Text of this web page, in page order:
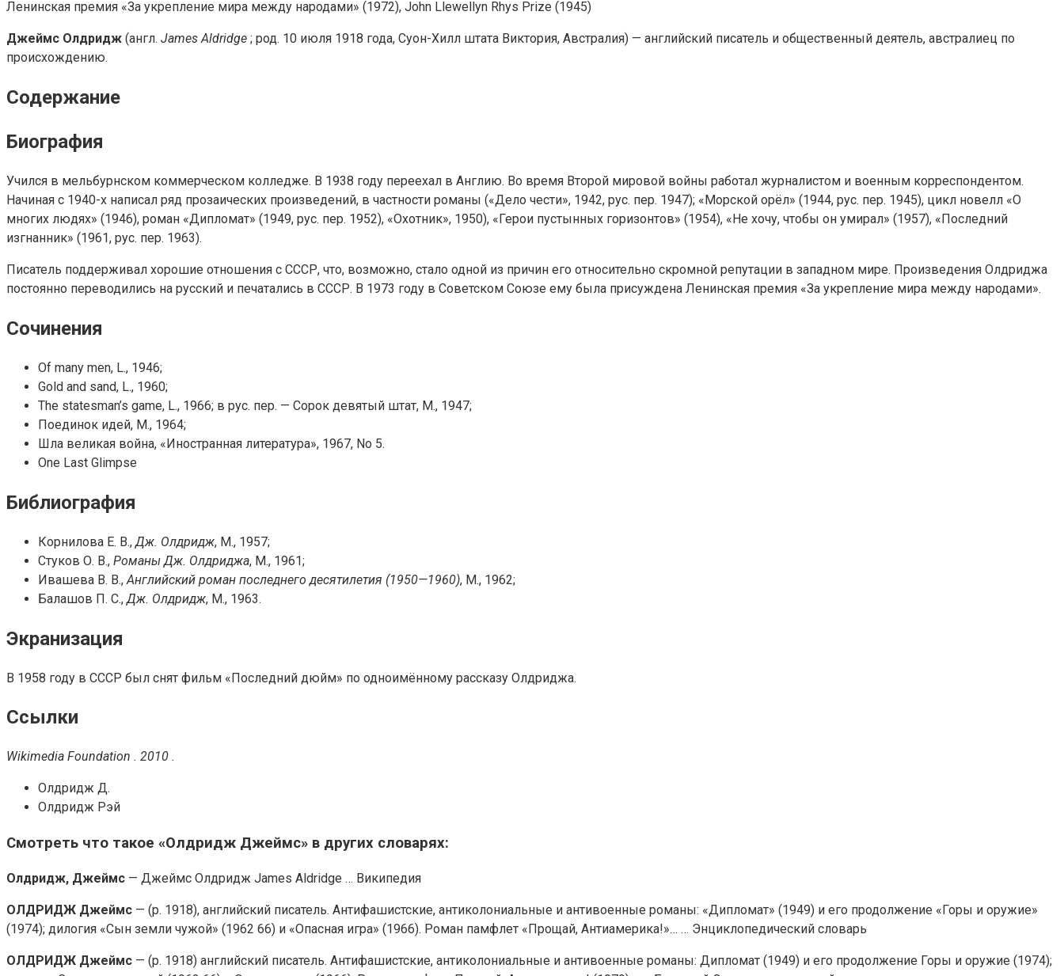
Ленинская премия «За укрепление мира между народами» (1972), John Llewellyn Rhys Prize (1945)
Джеймс Олдридж (англ. James Aldridge ; род. 10 июля 1918 года, Суон-Хилл штата Виктория, Австралия) — английский писатель и общественный деятель, австралиец по
происхождению.
Содержание
Биография
Учился в мельбурнском коммерческом колледже. В 1938 году переехал в Англию. Во время Второй мировой войны работал журналистом и военным корреспондентом.
Начиная с 1940-х написал ряд прозаических произведений, в частности романы («Дело чести», 1942, рус. пер. 1947); «Морской орёл» (1944, рус. пер. 1945), цикл новелл «О
многих людях» (1946), роман «Дипломат» (1949, рус. пер. 1952), «Охотник», 1950), «Герои пустынных горизонтов» (1954), «Не хочу, чтобы он умирал» (1957), «Последний
изгнанник» (1961, рус. пер. 1963).
Писатель поддерживал хорошие отношения с СССР, что, возможно, стало одной из причин его относительно скромной репутации в западном мире. Произведения Олдриджа
постоянно переводились на русский и печатались в СССР. В 1973 году в Советском Союзе ему была присуждена Ленинская премия «За укрепление мира между народами».
Сочинения
Of many men, L., 1946;
Gold and sand, L., 1960;
The statesman’s game, L., 1966; в рус. пер. — Сорок девятый штат, М., 1947;
Поединок идей, М., 1964;
Шла великая война, «Иностранная литература», 1967, No 5.
One Last Glimpse
Библиография
Корнилова Е. В., Дж. Олдридж, М., 1957;
Стуков О. В., Романы Дж. Олдриджа, М., 1961;
Ивашева В. В., Английский роман последнего десятилетия (1950—1960), М., 1962;
Балашов П. С., Дж. Олдридж, М., 1963.
Экранизация
В 1958 году в СССР был снят фильм «Последний дюйм» по одноимённому рассказу Олдриджа.
Ссылки
Wikimedia Foundation . 2010 .
Олдридж Д.
Олдридж Рэй
Смотреть что такое «Олдридж Джеймс» в других словарях:
Олдридж, Джеймс — Джеймс Олдридж James Aldridge … Википедия
ОЛДРИДЖ Джеймс — (р. 1918), английский писатель. Антифашистские, антиколониальные и антивоенные романы: «Дипломат» (1949) и его продолжение «Горы и оружие»
(1974); дилогия «Сын земли чужой» (1962 66) и «Опасная игра» (1966). Роман памфлет «Прощай, Антиамерика!»… … Энциклопедический словарь
ОЛДРИДЖ Джеймс — (р. 1918) английский писатель. Антифашистские, антиколониальные и антивоенные романы: Дипломат (1949) и его продолжение Горы и оружие (1974);